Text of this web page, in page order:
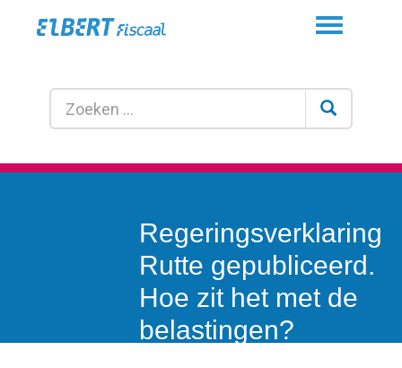
Toggle
Regeringsverklaring
Rutte gepubliceerd.
Hoe zit het met de
belastingen?